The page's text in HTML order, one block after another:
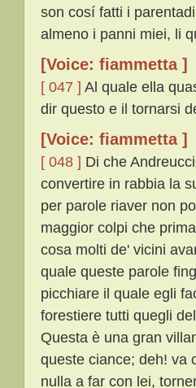
son cosí fatti i
almeno i panni miei, li
[Voice: fiammetta ]
[ 047 ] Al quale ella
dir questo e il tornarsi
[Voice: fiammetta ]
[ 048 ] Di che
convertire in rabbia la
per parole riaver non
maggior colpi che
cosa molti de' vicini
quale queste parole
picchiare il quale egli
forestiere tutti quegli
Questa è una gran
queste ciance; deh! va
nulla a far con lei,